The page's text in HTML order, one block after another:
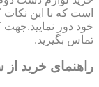
است که با این
خود دور
تماس بگیرید.
راهنمای خرید